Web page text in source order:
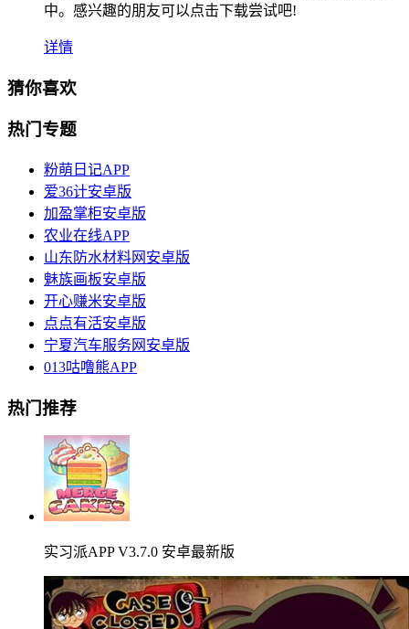
中。感兴趣的朋友可以点击下载尝试吧!
详情
猜你喜欢
热门专题
粉萌日记APP
爱36计安卓版
加盈掌柜安卓版
农业在线APP
山东防水材料网安卓版
魅族画板安卓版
开心赚米安卓版
点点有活安卓版
宁夏汽车服务网安卓版
013咕噜熊APP
热门推荐
实习派APP V3.7.0 安卓最新版